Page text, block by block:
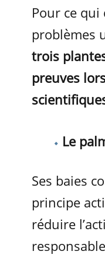
Pour ce qui
problèmes
trois
preuves
Le
Ses baies
principe
réduire